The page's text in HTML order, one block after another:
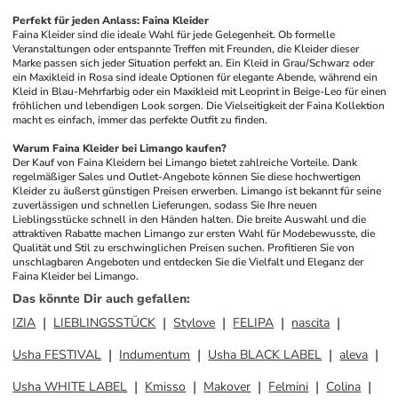
Perfekt für jeden Anlass: Faina Kleider
Faina Kleider sind die ideale Wahl für jede Gelegenheit. Ob formelle
Veranstaltungen oder entspannte Treffen mit Freunden, die Kleider dieser
Marke passen sich jeder Situation perfekt an. Ein Kleid in Grau/Schwarz oder
ein Maxikleid in Rosa sind ideale Optionen für elegante Abende, während ein
Kleid in Blau-Mehrfarbig oder ein Maxikleid mit Leoprint in Beige-Leo für einen
fröhlichen und lebendigen Look sorgen. Die Vielseitigkeit der Faina Kollektion
macht es einfach, immer das perfekte Outfit zu finden.
Warum Faina Kleider bei Limango kaufen?
Der Kauf von Faina Kleidern bei Limango bietet zahlreiche Vorteile. Dank
regelmäßiger Sales und Outlet-Angebote können Sie diese hochwertigen
Kleider zu äußerst günstigen Preisen erwerben. Limango ist bekannt für seine
zuverlässigen und schnellen Lieferungen, sodass Sie Ihre neuen
Lieblingsstücke schnell in den Händen halten. Die breite Auswahl und die
attraktiven Rabatte machen Limango zur ersten Wahl für Modebewusste, die
Qualität und Stil zu erschwinglichen Preisen suchen. Profitieren Sie von
unschlagbaren Angeboten und entdecken Sie die Vielfalt und Eleganz der
Faina Kleider bei Limango.
Das könnte Dir auch gefallen:
IZIA
LIEBLINGSSTÜCK Stylove FELIPA
nascita
Usha FESTIVAL
Indumentum Usha BLACK LABEL
aleva
Usha WHITE LABEL
Kmisso Makover Felmini
Colina